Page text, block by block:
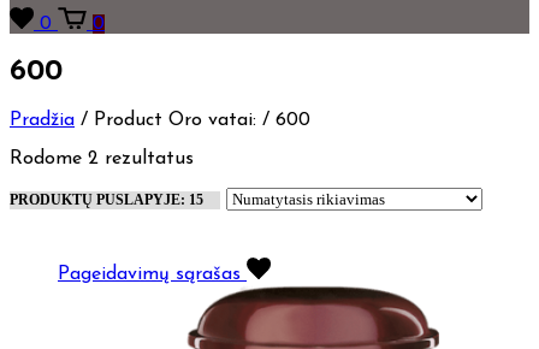
0 0
600
Pradžia / Product Oro vatai: / 600
Rodome 2 rezultatus
Pageidavimų sąrašas